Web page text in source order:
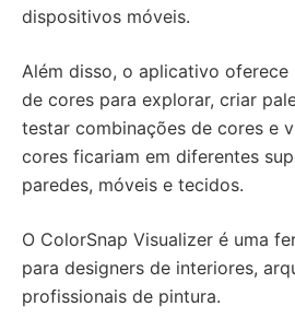
dispositivos móveis.
Além disso, o aplicativo
de cores para explorar, criar
testar combinações de cores e
cores ficariam em diferentes
paredes, móveis e tecidos.
O ColorSnap Visualizer é uma
para designers de interiores,
profissionais de pintura.